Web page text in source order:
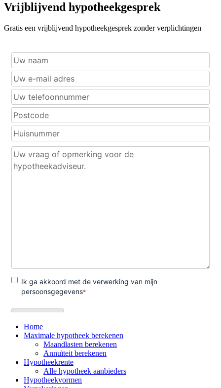
Vrijblijvend hypotheekgesprek
Gratis een vrijblijvend hypotheekgesprek zonder verplichtingen
Home
Maximale hypotheek berekenen
Maandlasten berekenen
Annuïteit berekenen
Hypotheekrente
Alle hypotheek aanbieders
Hypotheekvormen